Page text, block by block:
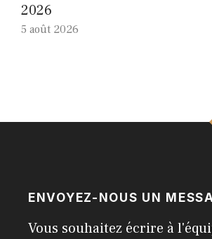
2026
5 août 2026
ENVOYEZ-NOUS UN
Vous souhaitez écrire à